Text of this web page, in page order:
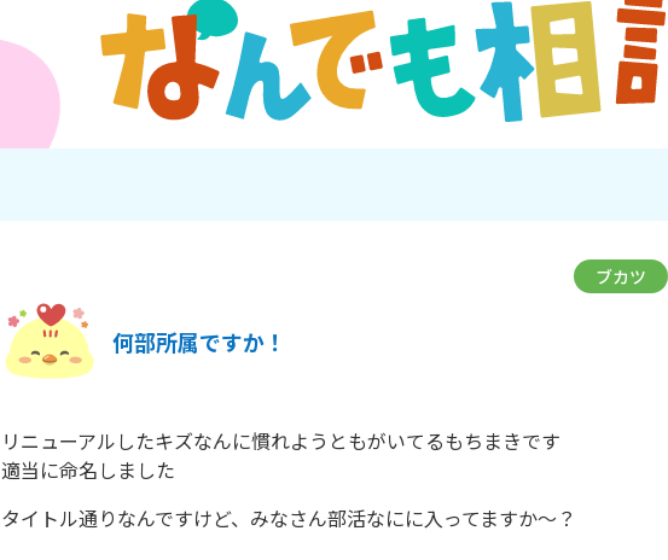
ブカツ
何部所属ですか！
リニューアルしたキズなんに慣れようともがいてるもちまきです
適当に命名しました
タイトル通りなんですけど、みなさん部活なにに入ってますか～？